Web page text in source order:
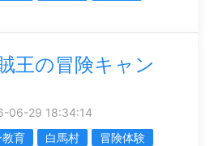
王の冒険キャン
06-29 18:34:14
教育 白馬村
冒険体験